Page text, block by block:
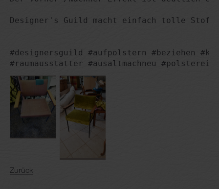
Designer's Guild macht einfach tolle
#designersguild #aufpolstern #beziehen
#raumausstatter #ausaltmachneu #polsterei
Zurück